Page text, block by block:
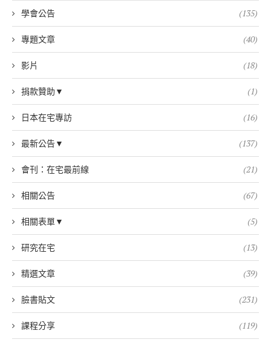
學會公告 (135)
專題文章 (40)
影片 (18)
捐款贊助▼ (1)
日本在宅專訪 (16)
最新公告▼ (137)
會刊：在宅最前線 (21)
相關公告 (67)
相關表單▼ (5)
研究在宅 (13)
精選文章 (39)
臉書貼文 (231)
課程分享 (119)